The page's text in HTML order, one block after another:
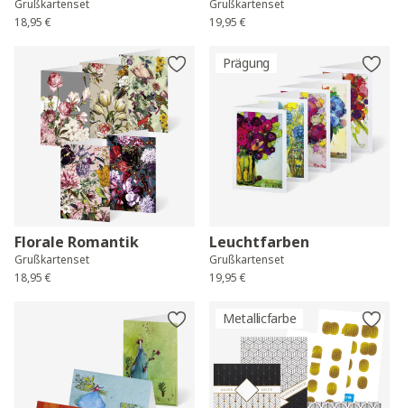
Grußkartenset
18,95 €
Grußkartenset
19,95 €
Florale Romantik
Grußkartenset
18,95 €
Prägung
Leuchtfarben
Grußkartenset
19,95 €
Metallicfarbe